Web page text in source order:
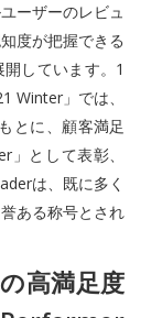
ーザーのレビュ
度が把握できる
しています。1
Winter」では、
とに、顧客満足
として表彰、
は、既に多く
ある称号とされ
高満足度